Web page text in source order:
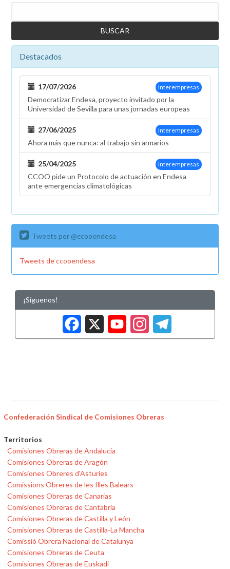
de
vacaciones
hasta
31
de
marzo
Destacados
Interempresas
17/07/2026
Democratizar Endesa, proyecto invitado por la
Universidad de Sevilla para unas jornadas europeas
Interempresas
27/06/2025
Ahora más que nunca: al trabajo sin armarios
Interempresas
25/04/2025
CCOO pide un Protocolo de actuación en Endesa
ante emergencias climatológicas
Tweets por @ccooendesa
Tweets de ccooendesa
¡Síguenos!
Facebook
X
Confederación Sindical de Comisiones Obreras
Territorios
Comisiones Obreras de Andalucía
Comisiones Obreras de Aragón
Comisiones Obreres d'Asturies
Comissions Obreres de les Illes Balears
Comisiones Obreras de Canarias
Comisiones Obreras de Cantabria
Comisiones Obreras de Castilla y León
Comisiones Obreras de Castilla-La Mancha
Comissió Obrera Nacional de Catalunya
Comisiones Obreras de Ceuta
Comisiones Obreras de Euskadi